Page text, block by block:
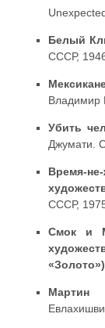
Белый
СССР,
Владимир
Убить
Джумати.
Время-
СССР,
Смок и
«Золото»)
Мартин